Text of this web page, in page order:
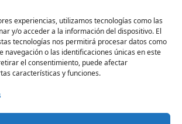
experiencias, utilizamos tecnologías como las
y/o acceder a la información del dispositivo. El
tecnologías nos permitirá procesar datos como
navegación o las identificaciones únicas en este
el consentimiento, puede afectar
características y funciones.
buscas?